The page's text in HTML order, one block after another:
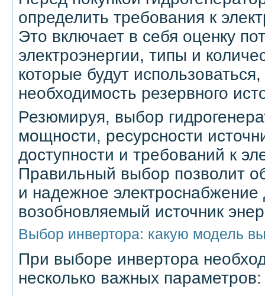
определить требования к
Это включает в себя оценку
электроэнергии, типы и
которые будут
необходимость резервного
Резюмируя, выбор
мощности, ресурсности
доступности и требований к
Правильный выбор позволит
и надежное
возобновляемый источник
Выбор инвертора: какую модель
При выборе инвертора
несколько важных параметров: